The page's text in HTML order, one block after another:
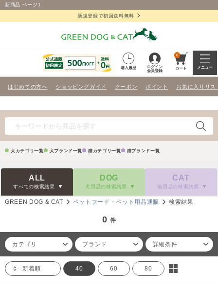
新商品 ページ1
新規登録で初回送料無料
購入履歴
ログイン
会員登録
0
カート メニュー
はじめての方へ ショッピングガイド クーポン ポイント お気に入りリス
犬カテゴリ一覧 犬ブランド一覧 猫カテゴリ一覧 猫ブランド一覧
ALL
すべての検索結果
DOG
犬用品の検索結果
CAT
猫用品の検索結果
GREEN DOG & CAT ペットフード・ペット用品通販 検索結果
0 件
カテゴリ ブランド 詳細条件
新着順 40 60 80